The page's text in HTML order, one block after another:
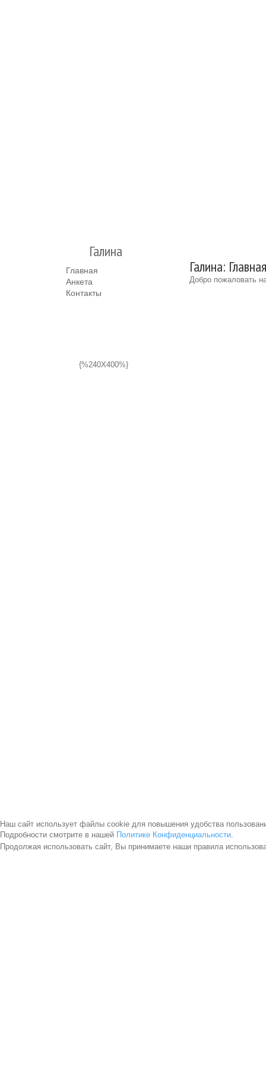
Галина
Главная
Анкета
Контакты
{%240X400%}
Галина:
Добро пожаловать
Наш сайт использует файлы cookie для повышения удобства
Подробности смотрите в нашей Политике Конфиденциальности.
Продолжая использовать сайт, Вы принимаете наши правила